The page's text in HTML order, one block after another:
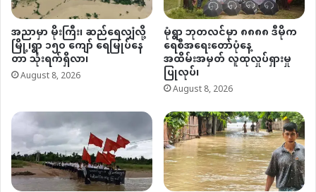
အညာမှာ မိုးကြီး၊ ဆည်ရေလျှံလို့
မြို့၊ရွာ ၁၅၀ ကျော် ရေမြုပ်နေ
တာ သုံးရက်ရှိလာ၊
August 8, 2026
မုံရွာ ဘုတလင်မှာ ၈၈၈၈ ဒီမိုက
ရေစီအရေးတော်ပုံနေ့
အထိမ်းအမှတ် လူထုလှုပ်ရှားမှု
ပြုလုပ်၊
August 8, 2026